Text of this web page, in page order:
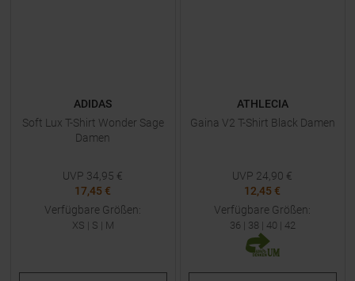
ADIDAS
Soft Lux T-Shirt Wonder Sage
Damen
UVP 34,95 €
17,45 €
Verfügbare Größen:
XS | S | M
ATHLECIA
Gaina V2 T-Shirt Black Damen
UVP 24,90 €
12,45 €
Verfügbare Größen:
36 | 38 | 40 | 42